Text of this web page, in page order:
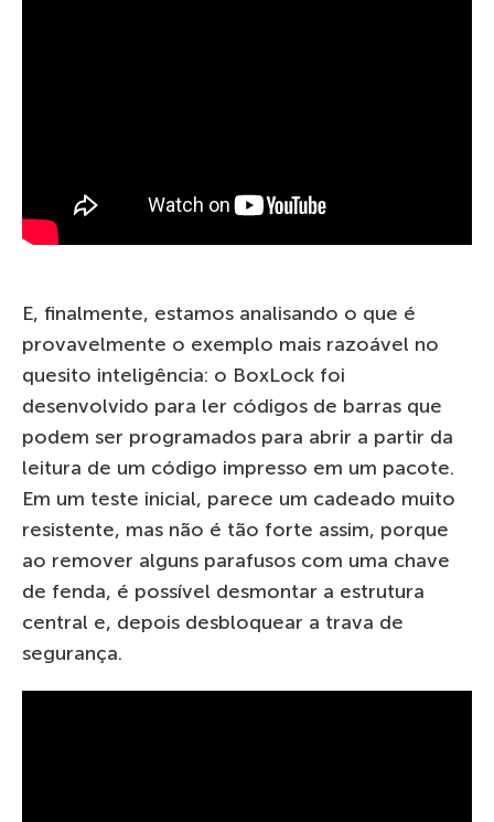
E, finalmente, estamos analisando o que é
provavelmente o exemplo mais razoável no
quesito inteligência: o BoxLock foi
desenvolvido para ler códigos de barras que
podem ser programados para abrir a partir da
leitura de um código impresso em um pacote.
Em um teste inicial, parece um cadeado muito
resistente, mas não é tão forte assim, porque
ao remover alguns parafusos com uma chave
de fenda, é possível desmontar a estrutura
central e, depois desbloquear a trava de
segurança.